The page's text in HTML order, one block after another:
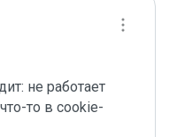
не работает
то в cookie-